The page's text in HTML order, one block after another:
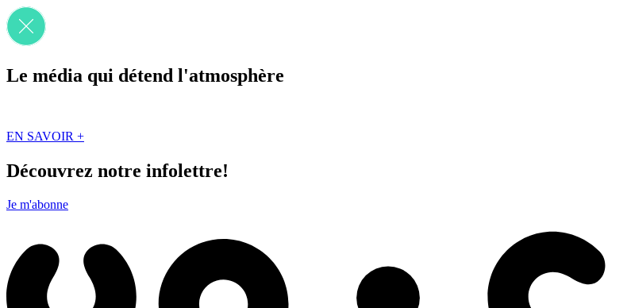
Le média qui détend l'atmosphère
EN SAVOIR +
Découvrez notre infolettre!
Je m'abonne